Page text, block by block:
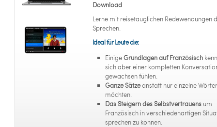
Download
Lerne mit reisetauglichen Redewendungen
Sprechen.
Ideal für Leute die:
EinigeGrundlagen auf Französisch
sich aber einer kompletten
gewachsen fühlen.
Ganze Sätzeanstatt nur einzelne
möchten.
Das Steigern des Selbstvertrauens um
Französisch in verschiedenartigen
sprechen zu können.